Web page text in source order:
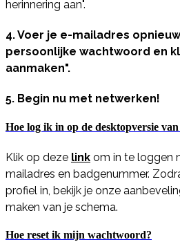
herinnering aan".
4. Voer je e-mailadres
persoonlijke wachtwoord en
aanmaken".
5. Begin nu met netwerken!
Hoe log ik in op de desktopversie
Klik op deze link om in te loggen
mailadres en badgenummer.
profiel in, bekijk je onze
maken van je schema.
Hoe reset ik mijn wachtwoord?